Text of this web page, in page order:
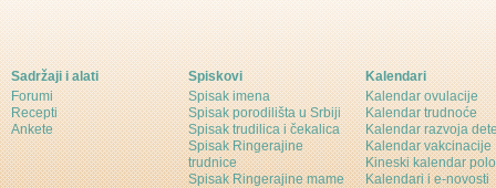
Sadržaji i alati
Forumi
Recepti
Ankete
Spiskovi
Spisak imena
Spisak porodilišta u Srbiji
Spisak trudilica i čekalica
Spisak Ringerajine
trudnice
Spisak Ringerajine mame
Kalendari
Kalendar ovulacije
Kalendar trudnoće
Kalendar razvoja
Kalendar vakcinacije
Kineski kalendar
Kalendari i e-novosti